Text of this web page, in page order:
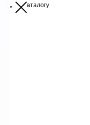
Назад к каталогу